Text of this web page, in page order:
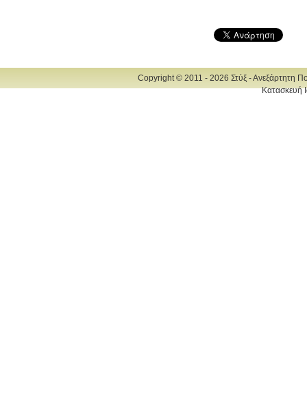
Copyright © 2011 - 2026 Στύξ - Ανεξάρτητη
Κατασκευή